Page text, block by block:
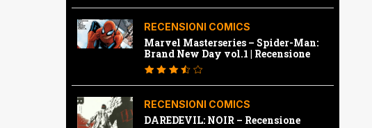
RECENSIONI COMICS
Marvel Masterseries – Spider-Man:
Brand New Day vol.1 | Recensione
RECENSIONI COMICS
DAREDEVIL: NOIR – Recensione